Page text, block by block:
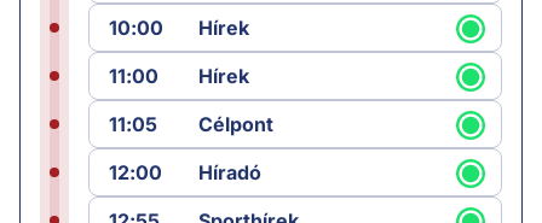
10:00
Hírek
11:00
Hírek
11:05
Célpont
12:00
Híradó